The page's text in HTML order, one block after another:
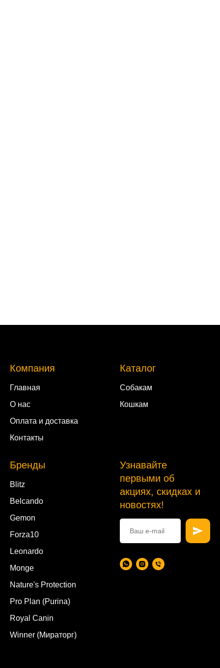
Компания
Главная
О нас
Оплата и доставка
Контакты
Каталог
Собакам
Кошкам
Бренды
Blitz
Belcando
Gemon
Forza10
Leonardo
Monge
Nature's Protection
Pro Plan (Purina)
Royal Canin
Winner (Мираторг)
Узнавайте
первыми об
акциях, скидках и
новостях!